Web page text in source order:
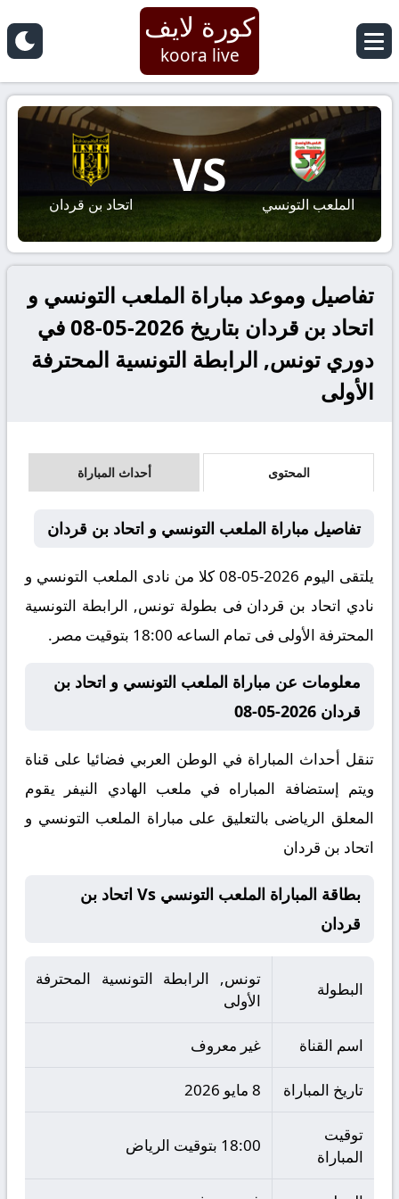
كورة لايف
koora live
الملعب التونسي
VS
اتحاد بن قردان
تفاصيل وموعد مباراة الملعب التونسي و
اتحاد بن قردان بتاريخ 2026-05-08 في
دوري تونس, الرابطة التونسية المحترفة
الأولى
المحتوى أحداث المباراة
تفاصيل مباراة الملعب التونسي و اتحاد بن قردان
يلتقى اليوم 2026-05-08 كلا من نادى الملعب التونسي و
نادي اتحاد بن قردان فى بطولة تونس, الرابطة التونسية
المحترفة الأولى فى تمام الساعه 18:00 بتوقيت مصر.
معلومات عن مباراة الملعب التونسي و اتحاد بن
قردان 2026-05-08
تنقل أحداث المباراة في الوطن العربي فضائيا على قناة
ويتم إستضافة المباراه في ملعب الهادي النيفر يقوم
المعلق الرياضى بالتعليق على مباراة الملعب التونسي و
اتحاد بن قردان
بطاقة المباراة الملعب التونسي Vs اتحاد بن
قردان
البطولة
تونس, الرابطة التونسية المحترفة
الأولى
اسم القناة غير معروف
تاريخ المباراة 8 مايو 2026
توقيت
المباراة
18:00 بتوقيت الرياض